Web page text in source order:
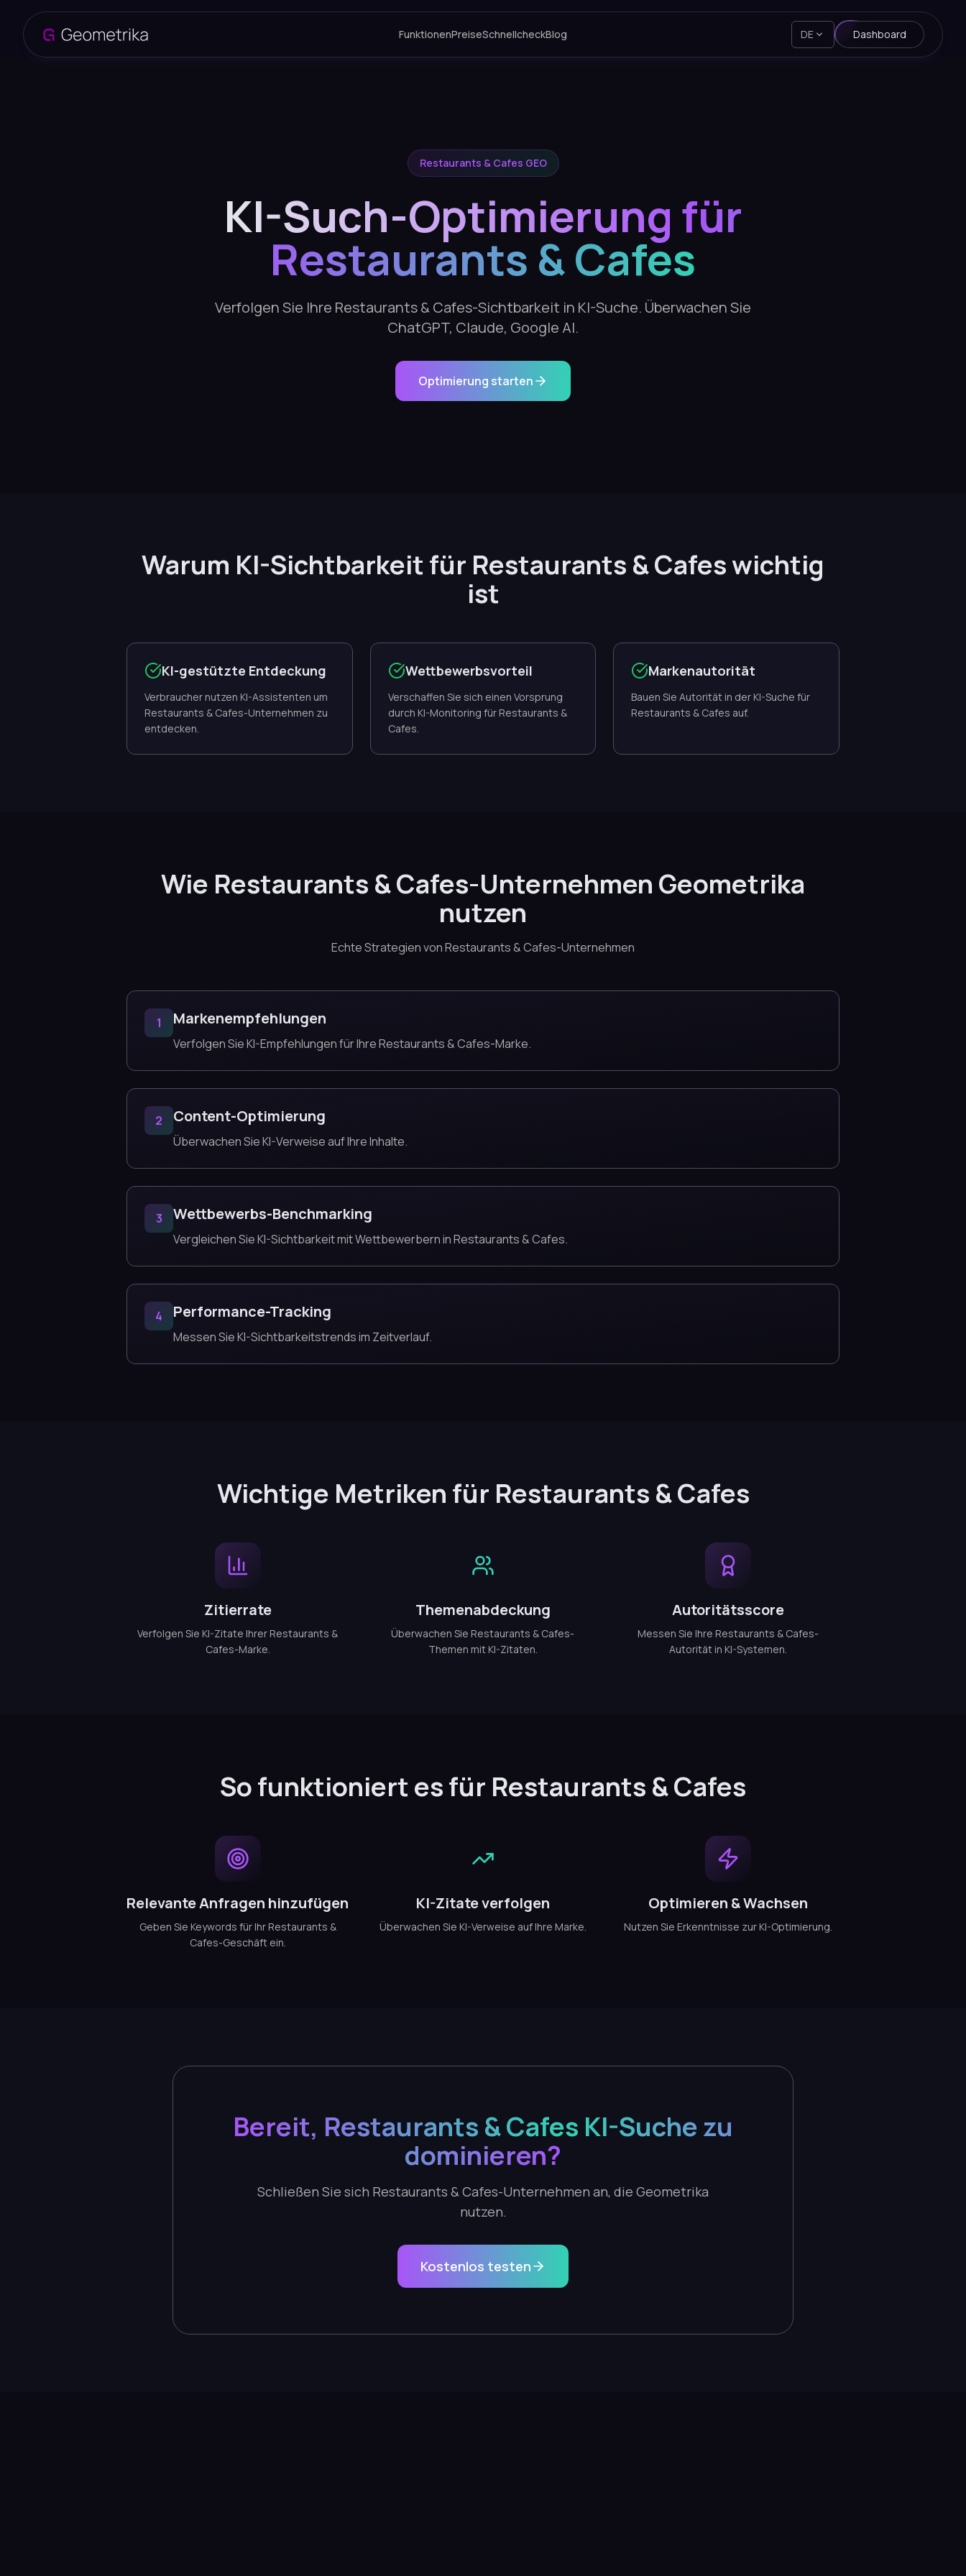
FunktionenPreiseSchnellcheckBlog DE Dashboard
Restaurants & Cafes GEO
KI-Such-Optimierung für
Restaurants & Cafes
Verfolgen Sie Ihre Restaurants & Cafes-Sichtbarkeit in KI-Suche. Überwachen Sie
ChatGPT, Claude, Google AI.
Optimierung starten
Warum KI-Sichtbarkeit für Restaurants & Cafes wichtig
ist
KI-gestützte Entdeckung
Verbraucher nutzen KI-Assistenten um
Restaurants & Cafes-Unternehmen zu
entdecken.
Wettbewerbsvorteil
Verschaffen Sie sich einen Vorsprung
durch KI-Monitoring für Restaurants &
Cafes.
Markenautorität
Bauen Sie Autorität in der KI-Suche für
Restaurants & Cafes auf.
Wie Restaurants & Cafes-Unternehmen Geometrika
nutzen
Echte Strategien von Restaurants & Cafes-Unternehmen
1 Markenempfehlungen
Verfolgen Sie KI-Empfehlungen für Ihre Restaurants & Cafes-Marke.
2 Content-Optimierung
Überwachen Sie KI-Verweise auf Ihre Inhalte.
3 Wettbewerbs-Benchmarking
Vergleichen Sie KI-Sichtbarkeit mit Wettbewerbern in Restaurants & Cafes.
4 Performance-Tracking
Messen Sie KI-Sichtbarkeitstrends im Zeitverlauf.
Wichtige Metriken für Restaurants & Cafes
Zitierrate
Verfolgen Sie KI-Zitate Ihrer Restaurants &
Cafes-Marke.
Themenabdeckung
Überwachen Sie Restaurants & Cafes-
Themen mit KI-Zitaten.
Autoritätsscore
Messen Sie Ihre Restaurants & Cafes-
Autorität in KI-Systemen.
So funktioniert es für Restaurants & Cafes
Relevante Anfragen hinzufügen
Geben Sie Keywords für Ihr Restaurants &
Cafes-Geschäft ein.
KI-Zitate verfolgen
Überwachen Sie KI-Verweise auf Ihre Marke.
Optimieren & Wachsen
Nutzen Sie Erkenntnisse zur KI-Optimierung.
Bereit, Restaurants & Cafes KI-Suche zu
dominieren?
Schließen Sie sich Restaurants & Cafes-Unternehmen an, die Geometrika
nutzen.
Kostenlos testen